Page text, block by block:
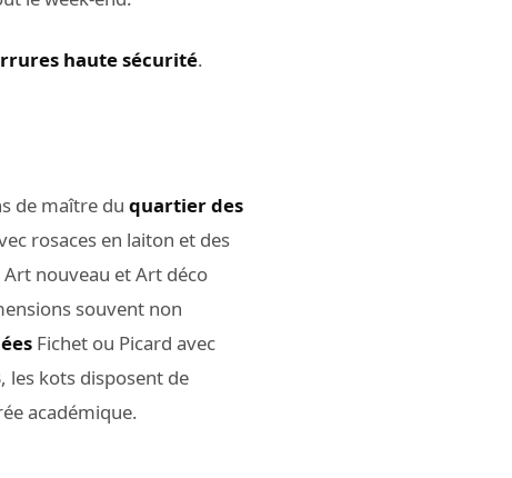
haute sécurité.
de maître du quartier des
rosaces en laiton et des
nouveau et Art déco
souvent non
Fichet ou Picard avec
, les kots disposent de
académique.